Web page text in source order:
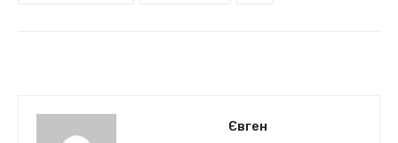
Євген